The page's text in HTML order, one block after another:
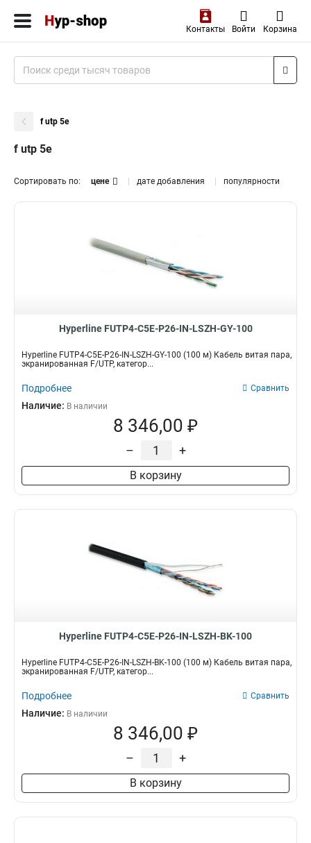
Контакты Войти Корзина
f utp 5e
f utp 5e
Сортировать по: цене дате добавления популярности
Hyperline FUTP4-C5E-P26-IN-LSZH-GY-100
Hyperline FUTP4-C5E-P26-IN-LSZH-GY-100 (100 м) Кабель витая пара,
экранированная F/UTP, категор...
Подробнее Сравнить
Наличие: В наличии
8 346,00 ₽
– +
В корзину
Hyperline FUTP4-C5E-P26-IN-LSZH-BK-100
Hyperline FUTP4-C5E-P26-IN-LSZH-BK-100 (100 м) Кабель витая пара,
экранированная F/UTP, категор...
Подробнее Сравнить
Наличие: В наличии
8 346,00 ₽
– +
В корзину